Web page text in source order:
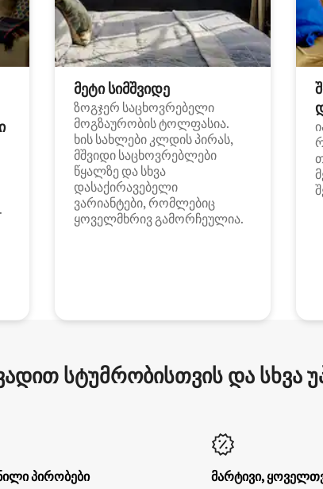
მეტი სიმშვიდე
ზოგჯერ საცხოვრებელი
მოგზაურობის ტოლფასია.
ხის სახლები კლდის პირას,
მშვიდი საცხოვრებლები
წყალზე და სხვა
დასაქირავებელი
ვარიანტები, რომლებიც
ყოველმხრივ გამორჩეულია.
სტუმრობისთვის და სხვა
პირობები
მარტივი,